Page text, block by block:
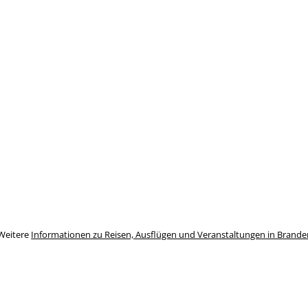
Informationen zu Reisen, Ausflügen und Veranstaltungen in